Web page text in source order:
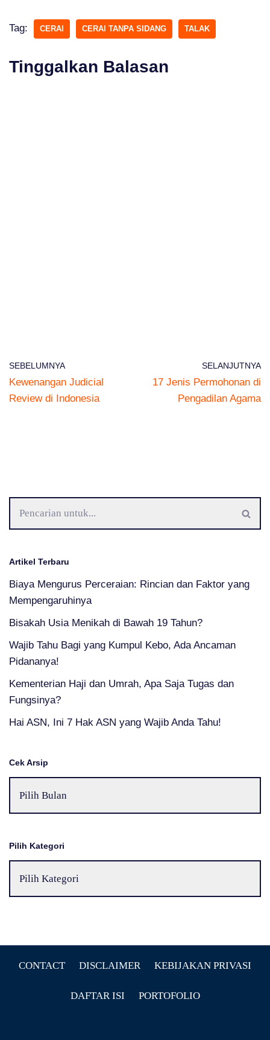
Tag: CERAI CERAI TANPA SIDANG TALAK
Tinggalkan Balasan
SEBELUMNYA
Kewenangan Judicial
Review di Indonesia
SELANJUTNYA
17 Jenis Permohonan di
Pengadilan Agama
Artikel Terbaru
Biaya Mengurus Perceraian: Rincian dan Faktor yang
Mempengaruhinya
Bisakah Usia Menikah di Bawah 19 Tahun?
Wajib Tahu Bagi yang Kumpul Kebo, Ada Ancaman
Pidananya!
Kementerian Haji dan Umrah, Apa Saja Tugas dan
Fungsinya?
Hai ASN, Ini 7 Hak ASN yang Wajib Anda Tahu!
Cek Arsip
Pilih Kategori
CONTACT DISCLAIMER KEBIJAKAN PRIVASI
DAFTAR ISI PORTOFOLIO